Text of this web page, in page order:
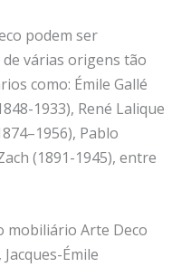
podem ser
várias origens tão
como: Émile Gallé
1933), René Lalique
Pablo
(1891-1945), entre
mobiliário Arte Deco
Émile